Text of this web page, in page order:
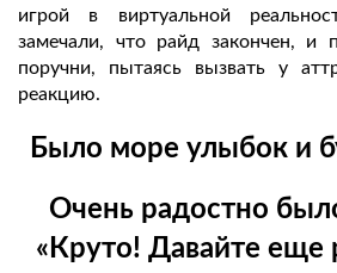
игрой в виртуальной
замечали, что райд закончен, и
поручни, пытаясь вызвать у
реакцию.
Было море улыбок и
Очень радостно
«Круто! Давайте еще